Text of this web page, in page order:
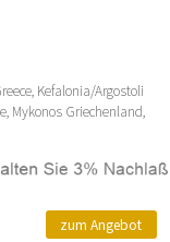
Kefalonia/Argostoli
Mykonos Griechenland,
zum Angebot